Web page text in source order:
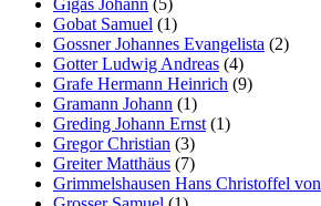
Gobat Samuel (1)
Gossner Johannes Evangelista (2)
Gotter Ludwig Andreas (4)
Grafe Hermann Heinrich (9)
Gramann Johann (1)
Greding Johann Ernst (1)
Gregor Christian (3)
Greiter Matthäus (7)
Grimmelshausen Hans Christoffel von